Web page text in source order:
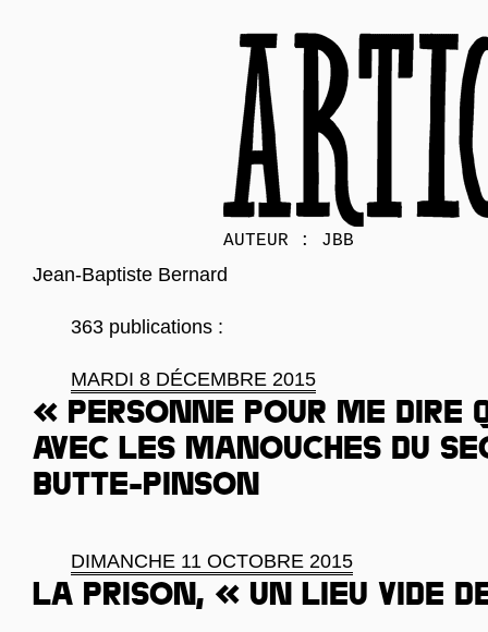
AUTEUR : JBB
Jean-Baptiste Bernard
363 publications :
MARDI 8 DÉCEMBRE 2015
« Personne pour me dire
Avec les manouches du
Butte-Pinson
DIMANCHE 11 OCTOBRE 2015
La prison, « un lieu vide